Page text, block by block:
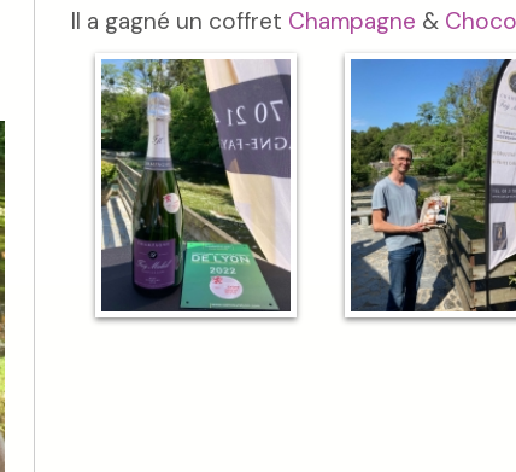
Il a gagné un coffret Champagne &